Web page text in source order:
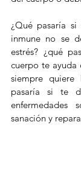
¿Qué pasaría
inmune no se
estrés? ¿qué
cuerpo te ayuda
siempre
pasaría si te
enfermedades
sanación y